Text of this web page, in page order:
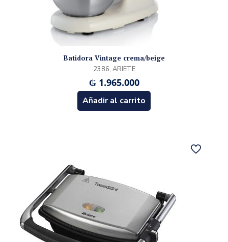
Batidora Vintage crema/beige
2386, ARIETE
₲1.965.000
Añadir al carrito